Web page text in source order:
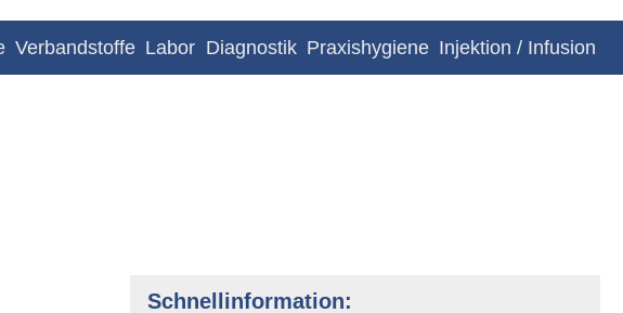
Verbandstoffe Labor Diagnostik Praxishygiene Injektion / Infusion
Schnellinformation: